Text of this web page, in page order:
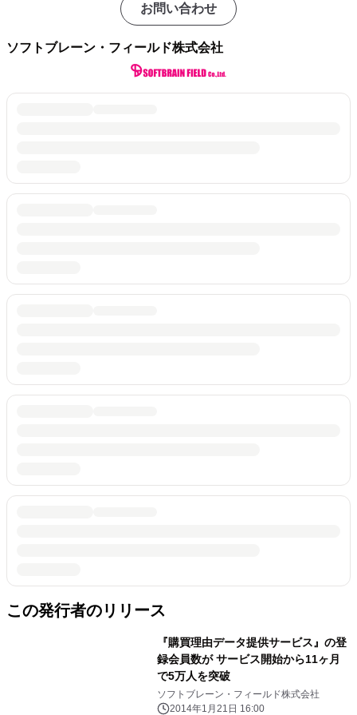
お問い合わせ
ソフトブレーン・フィールド株式会社
この発行者のリリース
『購買理由データ提供サービス』の登
録会員数が サービス開始から11ヶ月
で5万人を突破
ソフトブレーン・フィールド株式会社
2014年1月21日 16:00